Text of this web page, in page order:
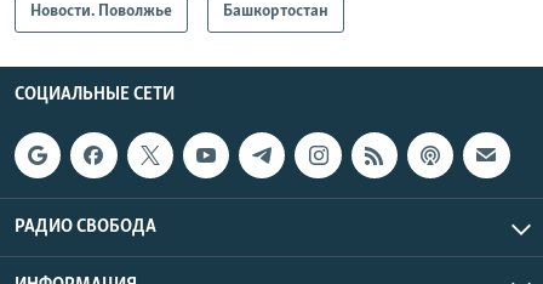
Новости. Поволжье Башкортостан
СОЦИАЛЬНЫЕ СЕТИ
РАДИО СВОБОДА